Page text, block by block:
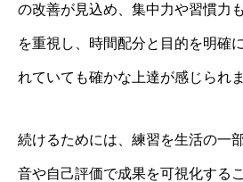
の改善が見込め、集中力や習慣力
を重視し、時間配分と目的を明確
れていても確かな上達が感じられま
続けるためには、練習を生活の一
音や自己評価で成果を可視化する